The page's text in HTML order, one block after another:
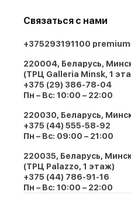
Связаться с нами
+375293191100
220004, Беларусь,
(ТРЦ Galleria Minsk, 1
+375 (29) 386-78-04
Пн – Вс: 10:00 – 22:00
220030, Беларусь,
+375 (44) 555-58-92
Пн – Вс: 09:00 – 21:00
220035, Беларусь,
(ТРЦ Palazzo, 1 этаж)
+375 (44) 786-91-16
Пн – Вс: 10:00 – 22:00